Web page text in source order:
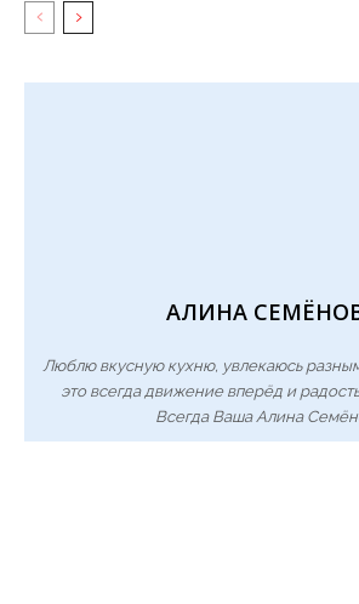
АЛИНА
Люблю вкусную кухню, увлекаюсь
это всегда движение вперёд и
Всегда Ваша Алина